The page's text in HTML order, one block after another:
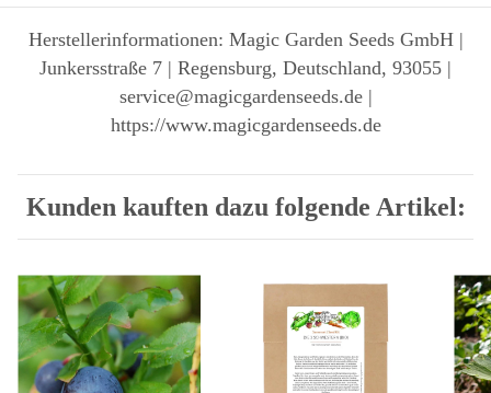
Herstellerinformationen: Magic Garden Seeds GmbH |
Junkersstraße 7 | Regensburg, Deutschland, 93055 |
service@magicgardenseeds.de |
https://www.magicgardenseeds.de
Kunden kauften dazu folgende Artikel: